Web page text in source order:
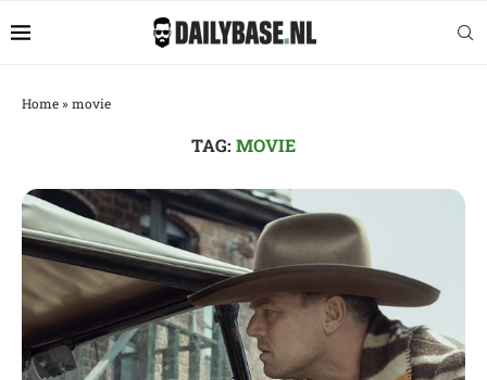
Home» movie
TAG: MOVIE